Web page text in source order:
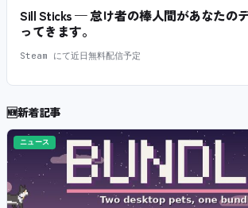
Sill Sticks — 怠け者の棒人間があなたの
ってきます。
Steam にて近日無料配信予定
🆕新着記事
ニュース